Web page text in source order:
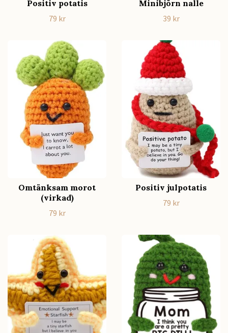
Positiv potatis
79 kr
Minibjörn nalle
39 kr
Omtänksam morot
(virkad)
79 kr
Positiv julpotatis
79 kr